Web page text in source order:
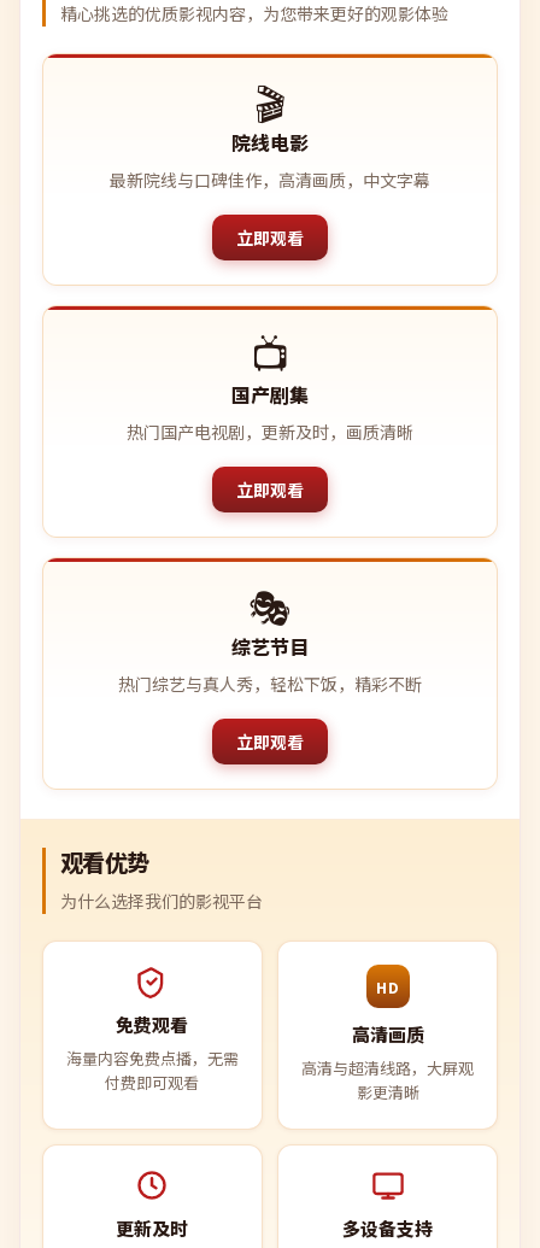
精心挑选的优质影视内容，为您带来更好的观影体验
🎬
院线电影
最新院线与口碑佳作，高清画质，中文字幕
立即观看
📺
国产剧集
热门国产电视剧，更新及时，画质清晰
立即观看
🎭
综艺节目
热门综艺与真人秀，轻松下饭，精彩不断
立即观看
观看优势
为什么选择我们的影视平台
免费观看
海量内容免费点播，无需
付费即可观看
HD
高清画质
高清与超清线路，大屏观
影更清晰
更新及时 多设备支持